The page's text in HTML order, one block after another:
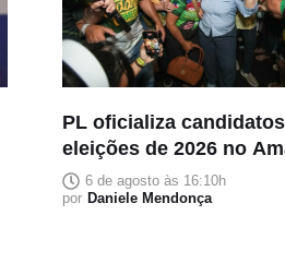
PL oficializa
eleições de 2026 no
6 de agosto às 16:10h
por Daniele Mendonça